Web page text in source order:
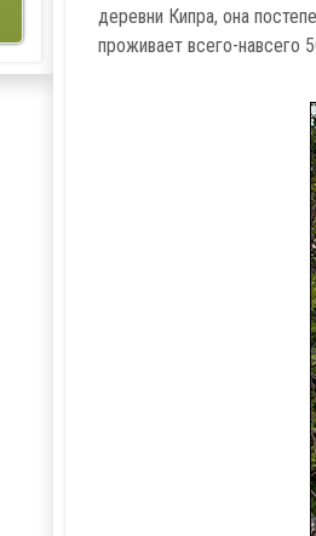
деревни Кипра, она
проживает всего-навсего